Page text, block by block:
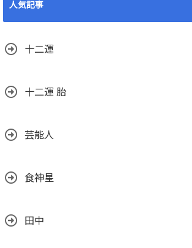
人気記事
十二運
十二運 胎
芸能人
食神星
田中